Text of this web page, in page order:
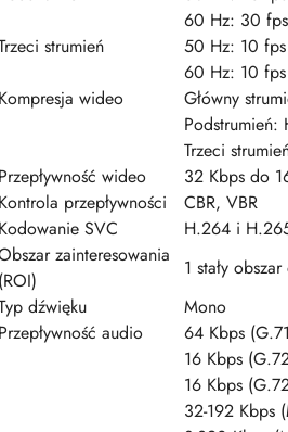
60 Hz: 30
strumień
50 Hz: 10
60 Hz: 10
Kompresja wideo
Główny
Trzeci
Przepływność wideo
32 Kbps do
Kontrola przepływności
CBR, VBR
Kodowanie SVC
H.264 i
zainteresowania
(ROI)
1 stały
dźwięku
Mono
Przepływność audio
64 Kbps
16 Kbps
16 Kbps
32-192 Kbps